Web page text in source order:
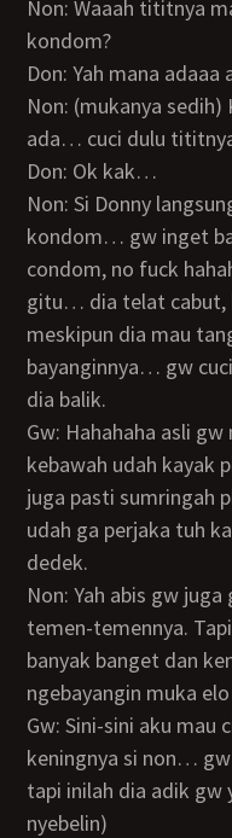
Non: Waaah tititnya masih keras niy… kamu ada
kondom?
Don: Yah mana
Non: (mukanya sedih) Kamu beli aja dibawah, kali aja
ada… cuci dulu
Don: Ok kak…
Non: Si Donny langsung ngibrit kebawah nyari
kondom… gw inget
condom, no fuck
gitu… dia telat cabut,
meskipun dia mau
bayanginnya… gw
dia balik.
Gw: Hahahaha asli gw ngebayangin dia kabur
kebawah udah kayak
juga pasti sumringah
udah ga perjaka tuh
dedek.
Non: Yah abis gw juga gemes… dia diledekin sama
temen-temennya.
banyak banget dan
ngebayangin muka
Gw: Sini-sini aku mau cium dedek aku…(gw cium
keningnya si non…
tapi inilah dia adik gw
nyebelin)